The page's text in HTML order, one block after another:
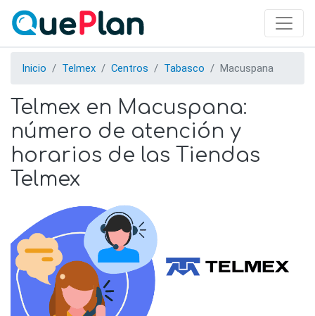
Inicio Telmex Centros Tabasco Macuspana
Telmex en Macuspana:
número de atención y
horarios de las Tiendas
Telmex